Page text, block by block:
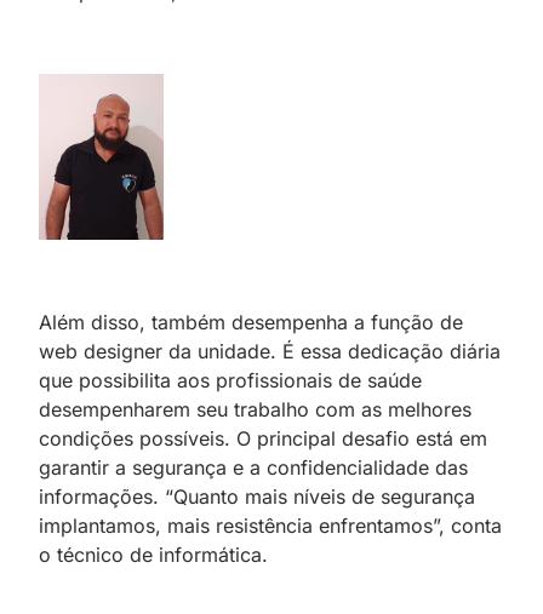
Além disso, também desempenha a função de
web designer da unidade. É essa dedicação diária
que possibilita aos profissionais de saúde
desempenharem seu trabalho com as melhores
condições possíveis. O principal desafio está em
garantir a segurança e a confidencialidade das
informações. “Quanto mais níveis de segurança
implantamos, mais resistência enfrentamos”, conta
o técnico de informática.